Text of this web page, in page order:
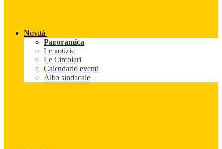
Novità
Panoramica
Le notizie
Le Circolari
Calendario eventi
Albo sindacale